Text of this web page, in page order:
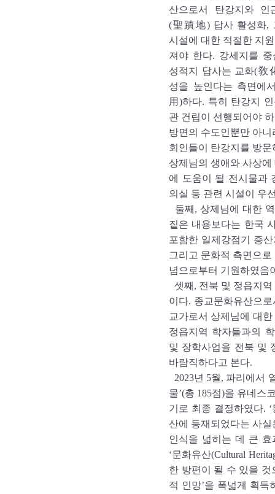
산으로서 탄강지와 인
(聖蹟地) 답사 활성화,
시설에 대한 적절한 지
져야 한다. 강세지를
성적지 답사는 교화(敎
성을 높인다는 측면에
用)하다. 특히 탄강지
관 건립이 선행되어야
방면의 수도인뿐만 아니
회인들이 탄강지를 방문
상제님의 생애와 사상에
에 도움이 될 전시물과
의실 등 관련 시설이 우
둘째, 상제님에 대한
짙은 내용보다는 한국
포함한 일제강점기 증
그리고 문화적 측면으
념으로부터 기원하였음
셋째, 전북 및 정읍지
이다. 종교문화유산으
교가로서 상제님에 대
정읍지역 학자들과의
및 장학사업을 전북 및
바람직하다고 본다.
2023년 5월, 파리에서
물’(총 185점)을 유네스
기로 최종 결정하였다.
산에 등재되었다는 사
인식을 넓히는 데 큰
‘문화유산(Cultural
한 방편이 될 수 있을 것
적 인망’을 폭넓게 획